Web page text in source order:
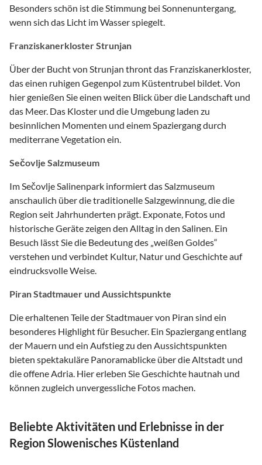
Besonders schön ist die Stimmung bei Sonnenuntergang,
wenn sich das Licht im Wasser spiegelt.
Franziskanerkloster Strunjan
Über der Bucht von Strunjan thront das Franziskanerkloster,
das einen ruhigen Gegenpol zum Küstentrubel bildet. Von
hier genießen Sie einen weiten Blick über die Landschaft und
das Meer. Das Kloster und die Umgebung laden zu
besinnlichen Momenten und einem Spaziergang durch
mediterrane Vegetation ein.
Sečovlje Salzmuseum
Im Sečovlje Salinenpark informiert das Salzmuseum
anschaulich über die traditionelle Salzgewinnung, die die
Region seit Jahrhunderten prägt. Exponate, Fotos und
historische Geräte zeigen den Alltag in den Salinen. Ein
Besuch lässt Sie die Bedeutung des „weißen Goldes“
verstehen und verbindet Kultur, Natur und Geschichte auf
eindrucksvolle Weise.
Piran Stadtmauer und Aussichtspunkte
Die erhaltenen Teile der Stadtmauer von Piran sind ein
besonderes Highlight für Besucher. Ein Spaziergang entlang
der Mauern und ein Aufstieg zu den Aussichtspunkten
bieten spektakuläre Panoramablicke über die Altstadt und
die offene Adria. Hier erleben Sie Geschichte hautnah und
können zugleich unvergessliche Fotos machen.
Beliebte Aktivitäten und Erlebnisse in der
Region Slowenisches Küstenland